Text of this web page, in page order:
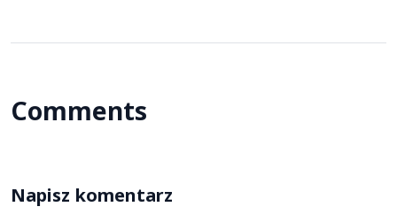
Comments
Napisz komentarz